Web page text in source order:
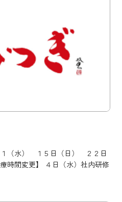
（水） １５日（日） ２２日
間変更】 ４日（水）社内研修